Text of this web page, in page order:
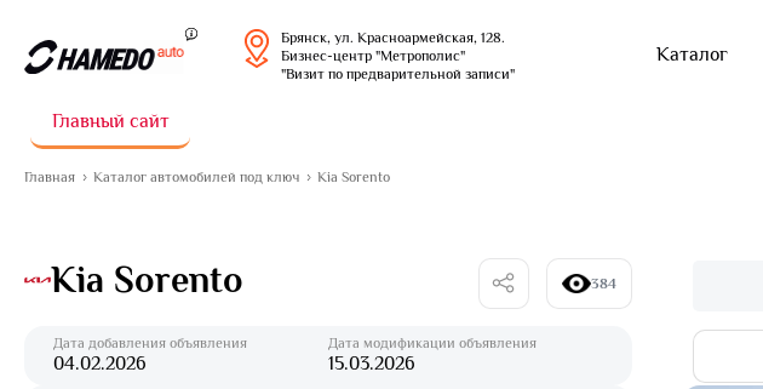
Брянск, ул. Красноармейская, 128.
Бизнес-центр "Метрополис"
"Визит по предварительной записи"
Каталог
Главный сайт
Главная Каталог автомобилей под ключ Kia Sorento
Kia Sorento 384
Дата добавления объявления
04.02.2026
Дата модификации объявления
15.03.2026